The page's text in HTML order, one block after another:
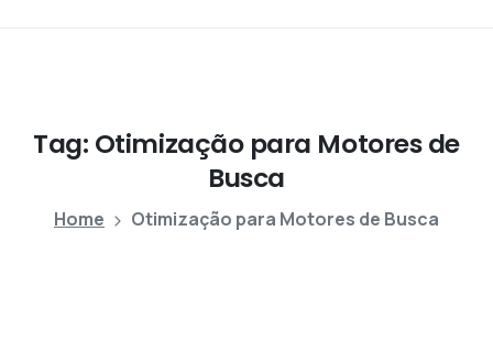
Tag: Otimização para Motores de
Busca
Home Otimização para Motores de Busca